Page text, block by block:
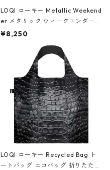
LOQI ローキー Metallic Weekend
er メタリック ウィークエンダー
ボストンバッグ ショルダーバッグ
Black ジャン=ミッシェル・バスキ
ア/クラウン ブラック
¥8,250
LOQI ローキー Recycled Bag ト
ートバッグ エコバッグ 折りたたみ